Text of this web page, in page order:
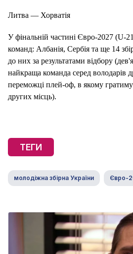
Литва — Хорватія
У фінальній частині Євро-2027 (U-
команд: Албанія, Сербія та ще 14
до них за результатами відбору
найкраща команда серед володарів
переможці плей-оф, в якому
других місць).
ТЕГИ
молодіжна збірна України Євро-